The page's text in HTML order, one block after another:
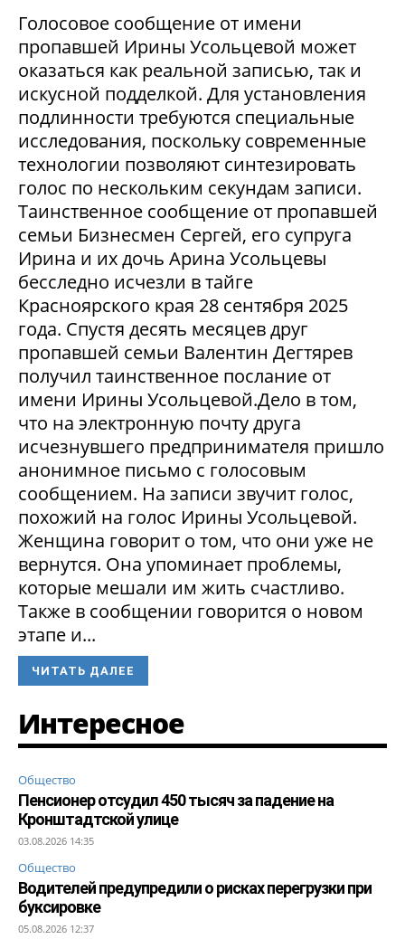
Голосовое сообщение от имени
пропавшей Ирины Усольцевой может
оказаться как реальной записью, так и
искусной подделкой. Для установления
подлинности требуются специальные
исследования, поскольку современные
технологии позволяют синтезировать
голос по нескольким секундам записи.
Таинственное сообщение от пропавшей
семьи Бизнесмен Сергей, его супруга
Ирина и их дочь Арина Усольцевы
бесследно исчезли в тайге
Красноярского края 28 сентября 2025
года. Спустя десять месяцев друг
пропавшей семьи Валентин Дегтярев
получил таинственное послание от
имени Ирины Усольцевой.Дело в том,
что на электронную почту друга
исчезнувшего предпринимателя пришло
анонимное письмо с голосовым
сообщением. На записи звучит голос,
похожий на голос Ирины Усольцевой.
Женщина говорит о том, что они уже не
вернутся. Она упоминает проблемы,
которые мешали им жить счастливо.
Также в сообщении говорится о новом
этапе и...
ЧИТАТЬ ДАЛЕЕ
Интересное
Общество
Пенсионер отсудил 450 тысяч за падение на
Кронштадтской улице
03.08.2026 14:35
Общество
Водителей предупредили о рисках перегрузки при
буксировке
05.08.2026 12:37